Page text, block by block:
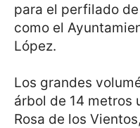
para el perfilado
como el
López.
Los grandes
árbol de 14 metros
Rosa de los